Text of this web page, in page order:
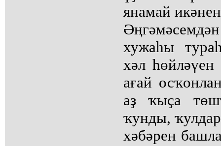
янамай
хужаһы
хәл
ағай
аҙ ҡыҫа
ҡунды,
хәбәрен